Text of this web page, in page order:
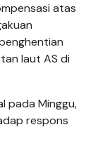
atas
laut AS di
pada Minggu,
respons